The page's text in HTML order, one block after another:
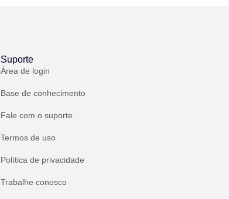
Suporte
Área de login
Base de conhecimento
Fale com o suporte
Termos de uso
Política de privacidade
Trabalhe conosco